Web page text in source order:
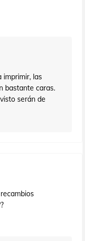
imprimir, las
bastante caras.
serán de